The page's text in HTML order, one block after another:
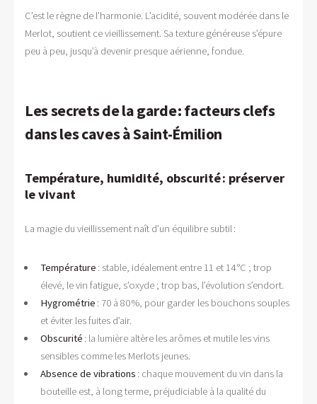
C’est le règne de l’harmonie. L’acidité, souvent modérée dans le
Merlot, soutient ce vieillissement. Sa texture généreuse s’épure
peu à peu, jusqu’à devenir presque aérienne, fondue.
Les secrets de la garde : facteurs clefs
dans les caves à Saint-Émilion
Température, humidité, obscurité : préserver
le vivant
La magie du vieillissement naît d’un équilibre subtil :
Température : stable, idéalement entre 11 et 14 °C ; trop
élevé, le vin fatigue, s’oxyde ; trop bas, l’évolution s’endort.
Hygrométrie : 70 à 80 %, pour garder les bouchons souples
et éviter les fuites d’air.
Obscurité : la lumière altère les arômes et mutile les vins
sensibles comme les Merlots jeunes.
Absence de vibrations : chaque mouvement du vin dans la
bouteille est, à long terme, préjudiciable à la qualité du